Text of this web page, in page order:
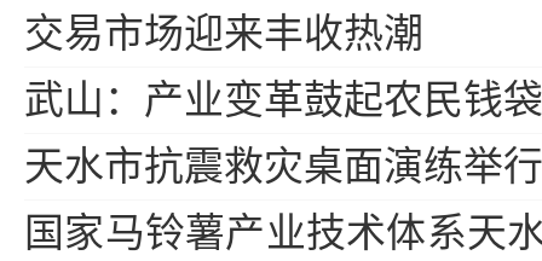
交易市场迎来丰收热潮
武山：产业变革鼓起农民钱
天水市抗震救灾桌面演练举行
国家马铃薯产业技术体系天